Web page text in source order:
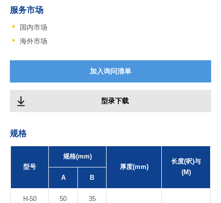
服务市场
国内市场
海外市场
加入询问清单
型录下载
规格
型号
规格(mm)
厚度(mm)
长度(呎)与
(M)
A B
H-50 50 35